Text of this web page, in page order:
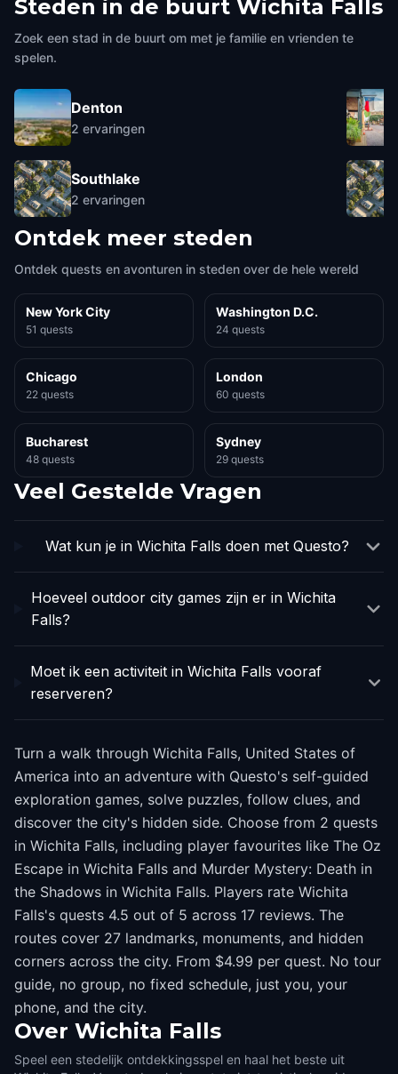
Steden in de buurt Wichita Falls
Zoek een stad in de buurt om met je familie en vrienden te
spelen.
Denton
2 ervaringen
Southlake
2 ervaringen
Ontdek meer steden
Ontdek quests en avonturen in steden over de hele wereld
New York City
51 quests
Washington D.C.
24 quests
Chicago
22 quests
London
60 quests
Bucharest
48 quests
Sydney
29 quests
Veel Gestelde Vragen
Wat kun je in Wichita Falls doen met Questo?
Hoeveel outdoor city games zijn er in Wichita
Falls?
Moet ik een activiteit in Wichita Falls vooraf
reserveren?
Turn a walk through Wichita Falls, United States of
America into an adventure with Questo's self-guided
exploration games, solve puzzles, follow clues, and
discover the city's hidden side. Choose from 2 quests
in Wichita Falls, including player favourites like The Oz
Escape in Wichita Falls and Murder Mystery: Death in
the Shadows in Wichita Falls. Players rate Wichita
Falls's quests 4.5 out of 5 across 17 reviews. The
routes cover 27 landmarks, monuments, and hidden
corners across the city. From $4.99 per quest. No tour
guide, no group, no fixed schedule, just you, your
phone, and the city.
Over Wichita Falls
Speel een stedelijk ontdekkingsspel en haal het beste uit